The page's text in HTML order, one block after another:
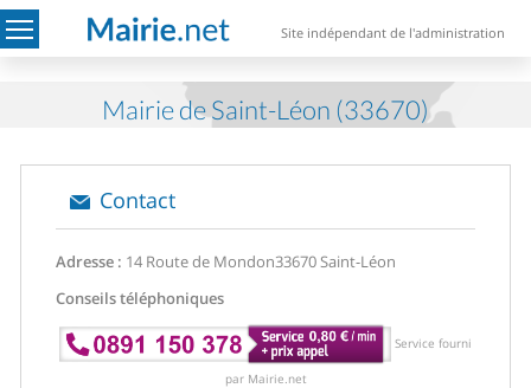
Site indépendant de l'administration
Mairie de Saint-Léon (33670)
Contact
Adresse : 14 Route de Mondon33670 Saint-Léon
Conseils téléphoniques
Service fourni
par Mairie.net